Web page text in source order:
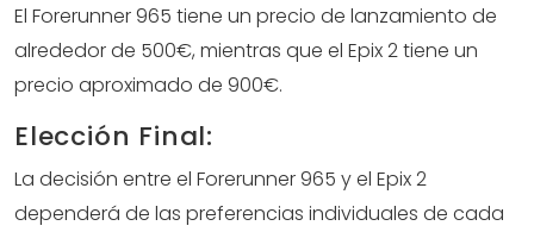
El Forerunner 965 tiene un precio de lanzamiento de
alrededor de 500€, mientras que el Epix 2 tiene un
precio aproximado de 900€.
Elección Final:
La decisión entre el Forerunner 965 y el Epix 2
dependerá de las preferencias individuales de cada